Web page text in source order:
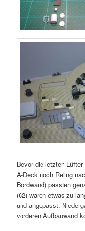
Bevor die letzten
A-Deck noch Reling
Bordwand) passten
(62) waren etwas zu
und angepasst.
vorderen Aufbauwand